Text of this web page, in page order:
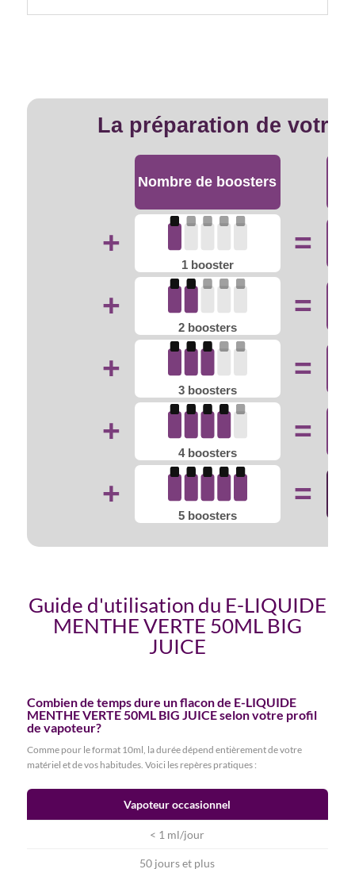
La préparation de votre
Nombre de boosters
+
1 booster
=
+
2 boosters
=
+
3 boosters
=
+
4 boosters
=
+
5 boosters
=
Guide d'utilisation du E-LIQUIDE
MENTHE VERTE 50ML BIG
JUICE
Combien de temps dure un flacon de E-LIQUIDE
MENTHE VERTE 50ML BIG JUICE selon votre profil
de vapoteur?
Comme pour le format 10ml, la durée dépend entièrement de votre
matériel et de vos habitudes. Voici les repères pratiques :
Vapoteur occasionnel
< 1 ml/jour
50 jours et plus